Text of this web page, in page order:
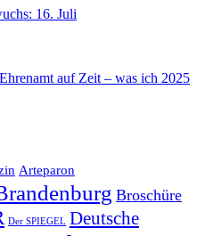
16. Juli
auf Zeit – was ich 2025
Arteparon
Broschüre
Der SPIEGEL Deutsche